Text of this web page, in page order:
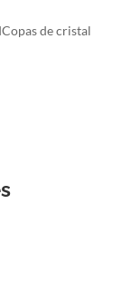
Copas de cristal